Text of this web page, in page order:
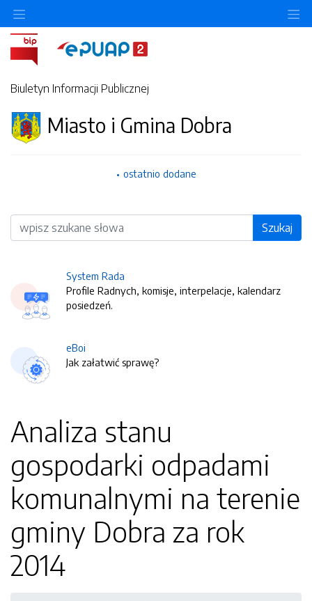
Biuletyn Informacji Publicznej
Miasto i Gmina Dobra
ostatnio dodane
Wyszukiwarka Szukaj
System Rada
Profile Radnych, komisje, interpelacje, kalendarz
posiedzeń.
eBoi
Jak załatwić sprawę?
Analiza stanu
gospodarki odpadami
komunalnymi na terenie
gminy Dobra za rok
2014